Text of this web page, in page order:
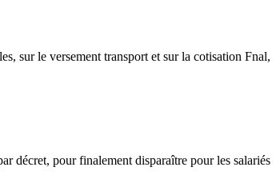
sur le versement transport et sur la cotisation Fnal,
décret, pour finalement disparaître pour les salariés